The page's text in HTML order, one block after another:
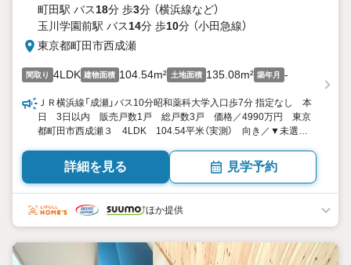
町田駅 バス18分 歩3分 （横浜線など）
玉川学園前駅 バス14分 歩10分 （小田急線）
東京都町田市西成瀬
間取り 4LDK 建物面積 104.54m² 土地面積 135.08m² 築年月 -
ＪＲ横浜線「成瀬」バス10分昭和薬科大学入口歩7分 指定なし 本
日 3日以内 販売戸数1戸 総戸数3戸 価格／4990万円 東京
都町田市西成瀬３ 4LDK 104.54平米（実測） 向き／▼未選択
詳細を見る 見学予約
ほか提供